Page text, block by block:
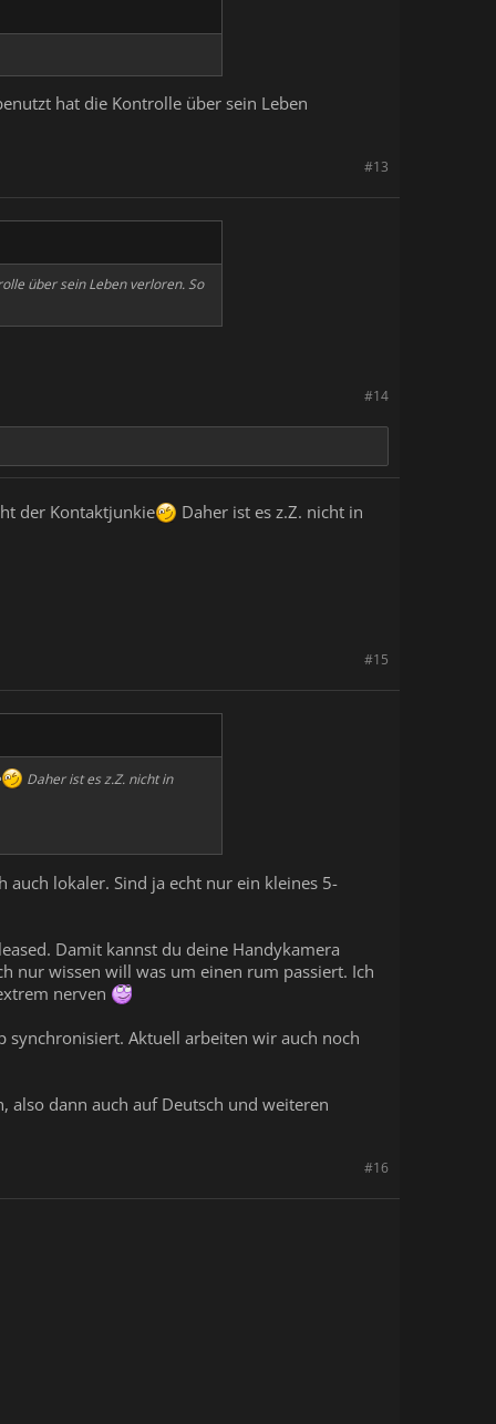
hat die Kontrolle über sein Leben
#13
über sein Leben verloren. So
#14
der Kontaktjunkie Daher ist es z.Z. nicht in
#15
Daher ist es z.Z. nicht in
auch lokaler. Sind ja echt nur ein kleines 5-
Damit kannst du deine Handykamera
nur wissen will was um einen rum passiert. Ich
nerven
Aktuell arbeiten wir auch noch
also dann auch auf Deutsch und weiteren
#16